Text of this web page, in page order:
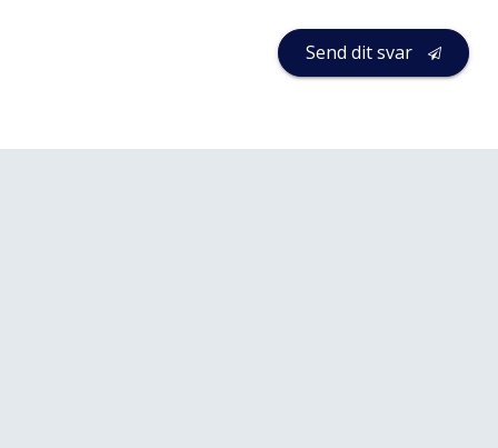
Send dit svar